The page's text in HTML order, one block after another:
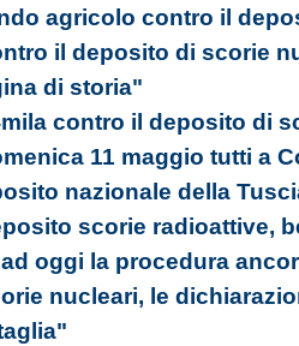
agricolo contro il
il deposito di scorie
di storia"
contro il deposito di
11 maggio tutti a
nazionale della
scorie radioattive,
oggi la procedura
nucleari, le